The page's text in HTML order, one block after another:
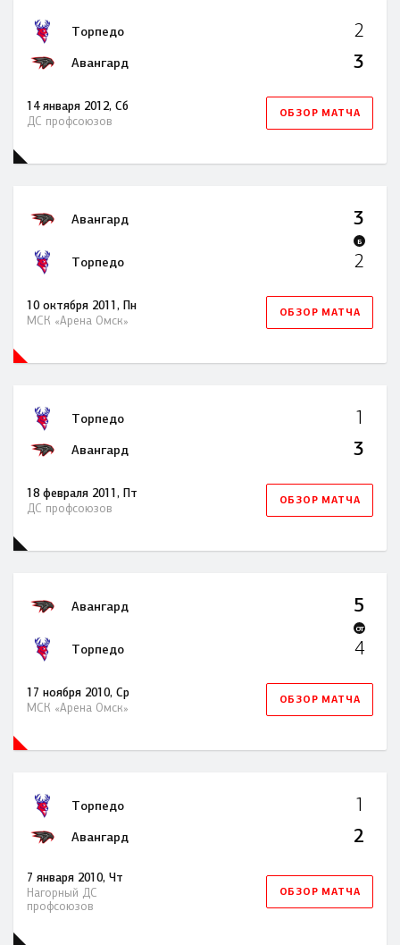
14 января 2012, Сб
ДС профсоюзов
Торпедо 2
Авангард 3
ОБЗОР МАТЧА
10 октября 2011, Пн
МСК «Арена Омск»
Авангард 3
Б
Торпедо 2
ОБЗОР МАТЧА
18 февраля 2011, Пт
ДС профсоюзов
Торпедо 1
Авангард 3
ОБЗОР МАТЧА
17 ноября 2010, Ср
МСК «Арена Омск»
Авангард 5
OT
Торпедо 4
ОБЗОР МАТЧА
7 января 2010, Чт
Нагорный ДС
профсоюзов
Торпедо 1
Авангард 2
ОБЗОР МАТЧА